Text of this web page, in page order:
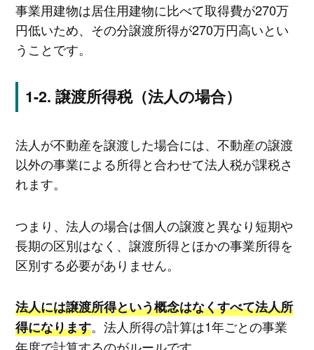
事業用建物は居住用建物に比べて取得費が270万
円低いため、その分譲渡所得が270万円高いとい
うことです。
譲渡所得税（法人の場合）
法人が不動産を譲渡した場合には、不動産の譲渡
以外の事業による所得と合わせて法人税が課税さ
れます。
つまり、法人の場合は個人の譲渡と異なり短期や
長期の区別はなく、譲渡所得とほかの事業所得を
区別する必要がありません。
法人には譲渡所得という概念はなくすべて法人所
得になります。法人所得の計算は1年ごとの事業